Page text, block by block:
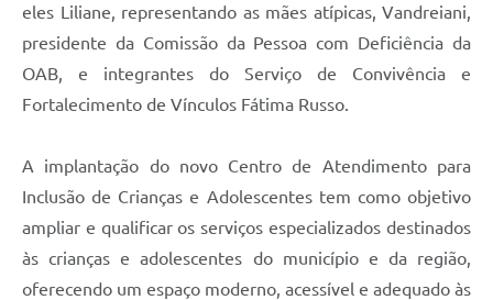
eles Liliane, representando as mães atípicas, Vandreiani,
presidente da Comissão da Pessoa com Deficiência da
OAB, e integrantes do Serviço de Convivência e
Fortalecimento de Vínculos Fátima Russo.
A implantação do novo Centro de Atendimento para
Inclusão de Crianças e Adolescentes tem como objetivo
ampliar e qualificar os serviços especializados destinados
às crianças e adolescentes do município e da região,
oferecendo um espaço moderno, acessível e adequado às